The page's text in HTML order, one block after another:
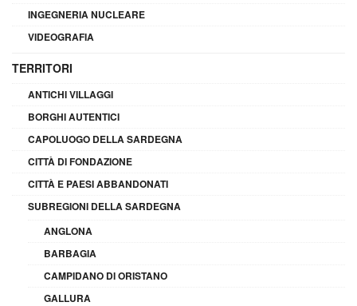
INGEGNERIA NUCLEARE
VIDEOGRAFIA
TERRITORI
ANTICHI VILLAGGI
BORGHI AUTENTICI
CAPOLUOGO DELLA SARDEGNA
CITTÀ DI FONDAZIONE
CITTÀ E PAESI ABBANDONATI
SUBREGIONI DELLA SARDEGNA
ANGLONA
BARBAGIA
CAMPIDANO DI ORISTANO
GALLURA